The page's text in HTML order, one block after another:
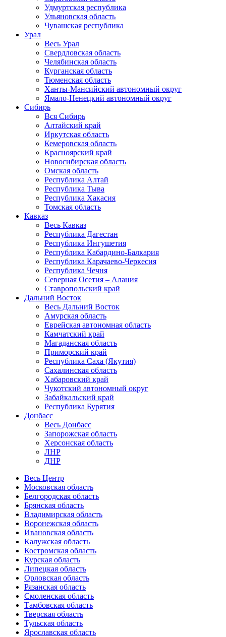
Удмуртская республика
Ульяновская область
Чувашская республика
Урал
Весь Урал
Свердловская область
Челябинская область
Курганская область
Тюменская область
Ханты-Мансийский автономный округ
Ямало-Ненецкий автономный округ
Сибирь
Вся Сибирь
Алтайский край
Иркутская область
Кемеровская область
Красноярский край
Новосибирская область
Омская область
Республика Алтай
Республика Тыва
Республика Хакасия
Томская область
Кавказ
Весь Кавказ
Республика Дагестан
Республика Ингушетия
Республика Кабардино-Балкария
Республика Карачаево-Черкесия
Республика Чечня
Северная Осетия – Алания
Ставропольский край
Дальний Восток
Весь Дальний Восток
Амурская область
Еврейская автономная область
Камчатский край
Магаданская область
Приморский край
Республика Саха (Якутия)
Сахалинская область
Хабаровский край
Чукотский автономный округ
Забайкальский край
Республика Бурятия
Донбасс
Весь Донбасс
Запорожская область
Херсонская область
ЛНР
ДНР
Весь Центр
Московская область
Белгородская область
Брянская область
Владимирская область
Воронежская область
Ивановская область
Калужская область
Костромская область
Курская область
Липецкая область
Орловская область
Рязанская область
Смоленская область
Тамбовская область
Тверская область
Тульская область
Ярославская область